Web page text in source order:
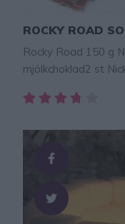
ROCKY ROAD
Rocky Road 150 g
mjölkchoklad2 st
SÅ HÄR Smält
i chokladen. 3. Bred